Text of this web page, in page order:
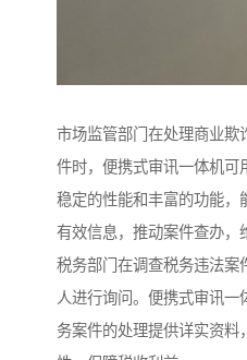
市场监管部门在处理商业欺
件时，便携式审讯一体机可
稳定的性能和丰富的功能，
有效信息，推动案件查办，
税务部门在调查税务违法案
人进行询问。便携式审讯一
务案件的处理提供详实资料